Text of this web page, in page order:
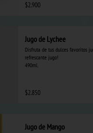
$2.900
Jugo de Lychee
Disfruta de tus dulces favoritos
refrescante jugo!
490ml.
$2.850
Jugo de Mango